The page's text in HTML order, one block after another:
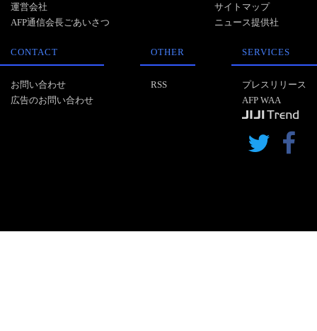
運営会社
AFP通信会長ごあいさつ
サイトマップ
ニュース提供社
CONTACT
お問い合わせ
広告のお問い合わせ
OTHER
RSS
SERVICES
プレスリリース
AFP WAA